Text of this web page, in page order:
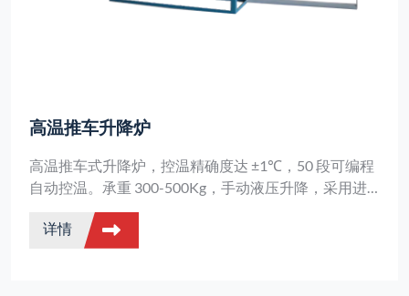
高温推车升降炉
高温推车式升降炉，控温精确度达 ±1℃，50 段可编程
自动控温。承重 300-500Kg，手动液压升降，采用进
口耐火材料，节能环保。
详情